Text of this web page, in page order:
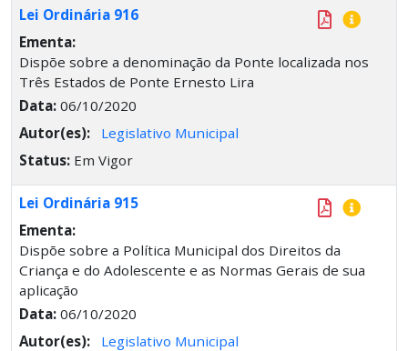
Lei Ordinária 916
Ementa:
Dispõe sobre a denominação da Ponte localizada nos
Três Estados de Ponte Ernesto Lira
Data: 06/10/2020
Autor(es):
Legislativo Municipal
Status: Em Vigor
Lei Ordinária 915
Ementa:
Dispõe sobre a Política Municipal dos Direitos da
Criança e do Adolescente e as Normas Gerais de sua
aplicação
Data: 06/10/2020
Autor(es):
Legislativo Municipal